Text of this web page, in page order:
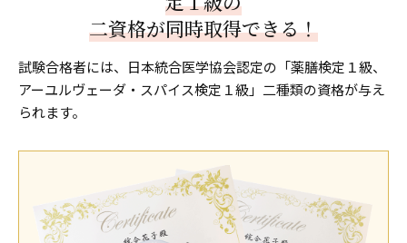
二資格が同時取得できる！
試験合格者には、日本統合医学協会認定の「薬膳検定１級、
アーユルヴェーダ・スパイス検定１級」二種類の資格が与え
られます。